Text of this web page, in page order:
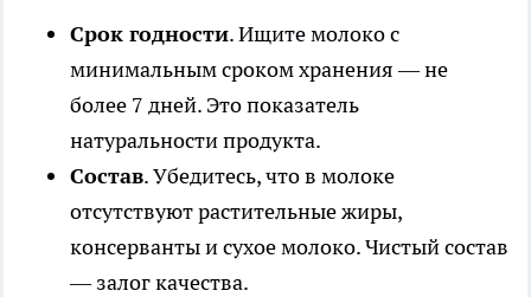
Срок годности. Ищите молоко с
минимальным сроком хранения — не
более 7 дней. Это показатель
натуральности продукта.
Состав. Убедитесь, что в молоке
отсутствуют растительные жиры,
консерванты и сухое молоко. Чистый состав
— залог качества.